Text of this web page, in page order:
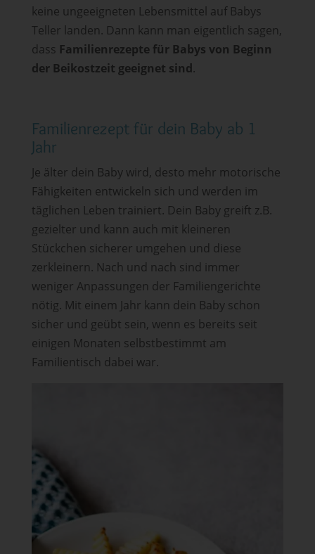
keine ungeeigneten Lebensmittel auf Babys
Teller landen. Dann kann man eigentlich sagen,
dass Familienrezepte für Babys von Beginn
der Beikostzeit geeignet sind.
Familienrezept für dein Baby ab 1
Jahr
Je älter dein Baby wird, desto mehr motorische
Fähigkeiten entwickeln sich und werden im
täglichen Leben trainiert. Dein Baby greift z.B.
gezielter und kann auch mit kleineren
Stückchen sicherer umgehen und diese
zerkleinern. Nach und nach sind immer
weniger Anpassungen der Familiengerichte
nötig. Mit einem Jahr kann dein Baby schon
sicher und geübt sein, wenn es bereits seit
einigen Monaten selbstbestimmt am
Familientisch dabei war.